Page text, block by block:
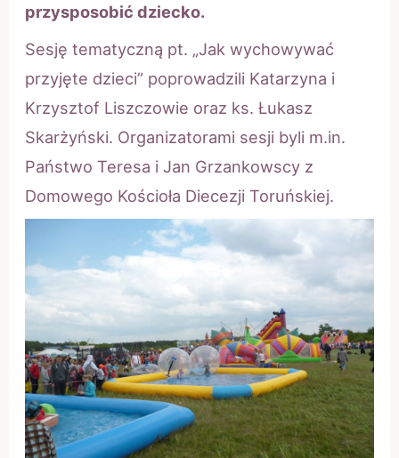
przysposobić dziecko.
Sesję tematyczną pt. „Jak wychowywać
przyjęte dzieci” poprowadzili Katarzyna i
Krzysztof Liszczowie oraz ks. Łukasz
Skarżyński. Organizatorami sesji byli m.in.
Państwo Teresa i Jan Grzankowscy z
Domowego Kościoła Diecezji Toruńskiej.